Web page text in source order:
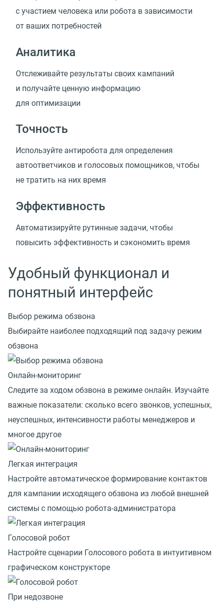
с участием человека или робота в зависимости
от ваших потребностей
Аналитика
Отслеживайте результаты своих кампаний
и получайте ценную информацию
для оптимизации
Точность
Используйте антиробота для определения
автоответчиков и голосовых помощников, чтобы
не тратить на них время
Эффективность
Автоматизируйте рутинные задачи, чтобы
повысить эффективность и сэкономить время
Удобный функционал и
понятный интерфейс
Выбор режима обзвона
Выбирайте наиболее подходящий под задачу режим
обзвона
Онлайн-мониторинг
Следите за ходом обзвона в режиме онлайн. Изучайте
важные показатели: сколько всего звонков, успешных,
неуспешных, интенсивности работы менеджеров и
многое другое
Легкая интеграция
Настройте автоматическое формирование контактов
для кампании исходящего обзвона из любой внешней
системы с помощью робота-администратора
Голосовой робот
Настройте сценарии Голосового робота в интуитивном
графическом конструкторе
При недозвоне